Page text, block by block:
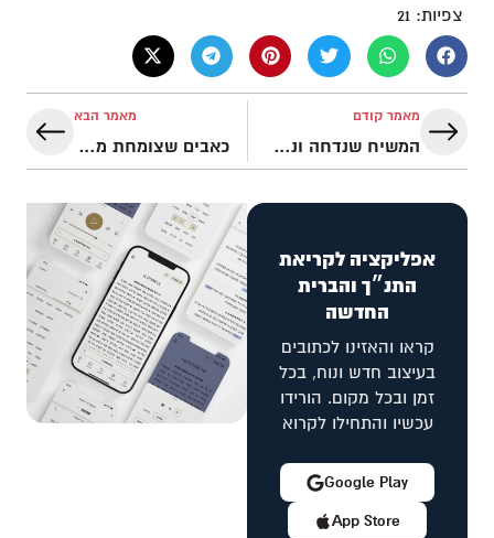
צפיות: 21
מאמר קודם
המשיח שנדחה ונבחר
מאמר הבא
כאבים שצומחת מהם תקווה
אפליקציה לקריאת
התנ״ך והברית
החדשה
קראו והאזינו לכתובים
בעיצוב חדש ונוח, בכל
זמן ובכל מקום. הורידו
עכשיו והתחילו לקרוא
App Store
Google Play